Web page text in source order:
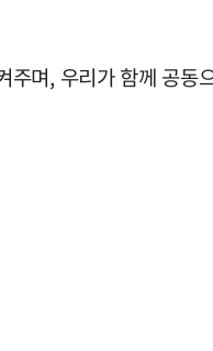
며, 우리가 함께 공